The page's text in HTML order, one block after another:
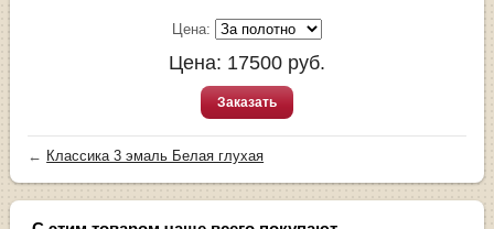
Цена:
Цена: 17500 руб.
Заказать
← Классика 3 эмаль Белая глухая